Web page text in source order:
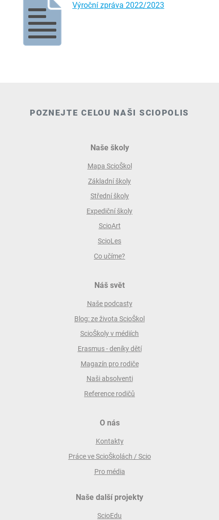
Výroční zpráva 2022/2023
POZNEJTE CELOU NAŠI SCIOPOLIS
Naše školy
Mapa ScioŠkol
Základní školy
Střední školy
Expediční školy
ScioArt
ScioLes
Co učíme?
Náš svět
Naše podcasty
Blog: ze života ScioŠkol
ScioŠkoly v médiích
Erasmus - deníky dětí
Magazín pro rodiče
Naši absolventi
Reference rodičů
O nás
Kontakty
Práce ve ScioŠkolách / Scio
Pro média
Naše další projekty
ScioEdu